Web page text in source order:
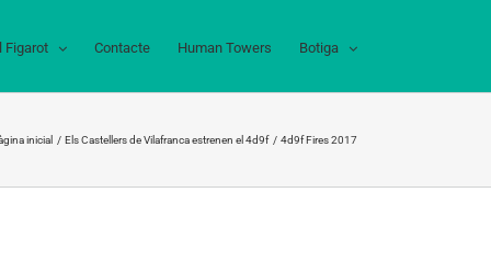
Figarot Contacte Human Towers Botiga
inicial Els Castellers de Vilafranca estrenen el 4d9f 4d9f Fires 2017